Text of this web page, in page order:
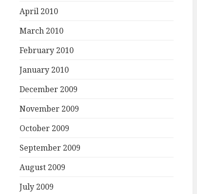
April 2010
March 2010
February 2010
January 2010
December 2009
November 2009
October 2009
September 2009
August 2009
July 2009